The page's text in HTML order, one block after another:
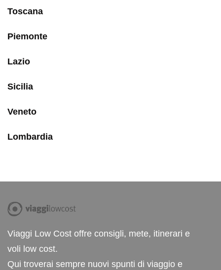
Toscana
Piemonte
Lazio
Sicilia
Veneto
Lombardia
Viaggi Low Cost offre consigli, mete, itinerari e
voli low cost.
Qui troverai sempre nuovi spunti di viaggio e